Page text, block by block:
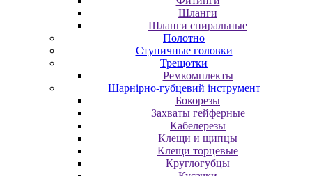
Шланги
Шланги спиральные
Полотно
Ступичные головки
Трещотки
Ремкомплекты
Шарнірно-губцевий інструмент
Бокорезы
Захваты гейферные
Кабелерезы
Клещи и щипцы
Клещи торцевые
Круглогубцы